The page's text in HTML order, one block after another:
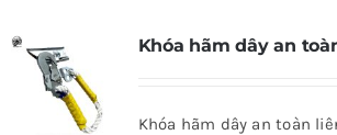
Khóa hãm dây an
Khóa hãm dây an toàn